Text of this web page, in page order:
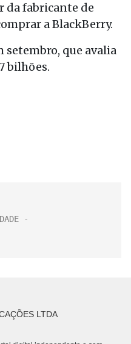
fabricante de
a BlackBerry.
setembro, que avalia
bilhões.
LTDA